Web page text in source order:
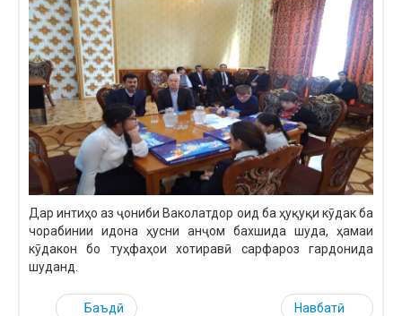
Дар интиҳо аз ҷониби Ваколатдор оид ба ҳуқуқи кӯдак ба
чорабинии идона ҳусни анҷом бахшида шуда, ҳамаи
кӯдакон бо туҳфаҳои хотиравӣ сарфароз гардонида
шуданд.
Баъдӣ Навбатӣ